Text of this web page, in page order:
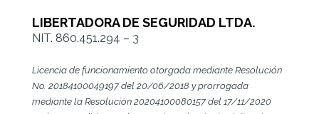
LIBERTADORA DE SEGURIDAD LTDA.
NIT. 860.451.294 – 3
Licencia de funcionamiento otorgada mediante Resolución
No. 20184100049197 del 20/06/2018 y prorrogada
mediante la Resolución 20204100080157 del 17/11/2020